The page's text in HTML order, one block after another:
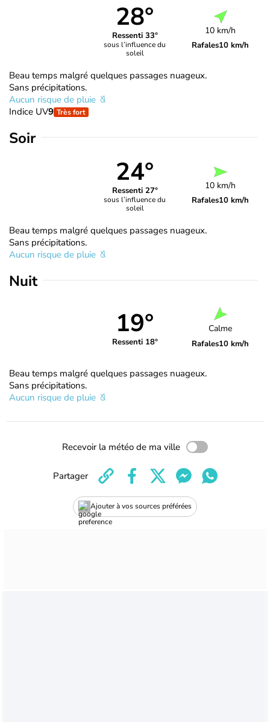
28°
Ressenti 33°
sous l’influence du
soleil
10 km/h
Rafales10 km/h
Beau temps malgré quelques passages nuageux.
Sans précipitations.
Aucun risque de pluie
Indice UV9 Très fort
Soir
24°
Ressenti 27°
sous l’influence du
soleil
10 km/h
Rafales10 km/h
Beau temps malgré quelques passages nuageux.
Sans précipitations.
Aucun risque de pluie
Nuit
19°
Ressenti 18°
Calme
Rafales10 km/h
Beau temps malgré quelques passages nuageux.
Sans précipitations.
Aucun risque de pluie
Recevoir la météo de ma ville
Ajouter à vos sources préférées
Partager